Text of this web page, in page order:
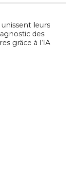
leurs
des
grâce à l’IA